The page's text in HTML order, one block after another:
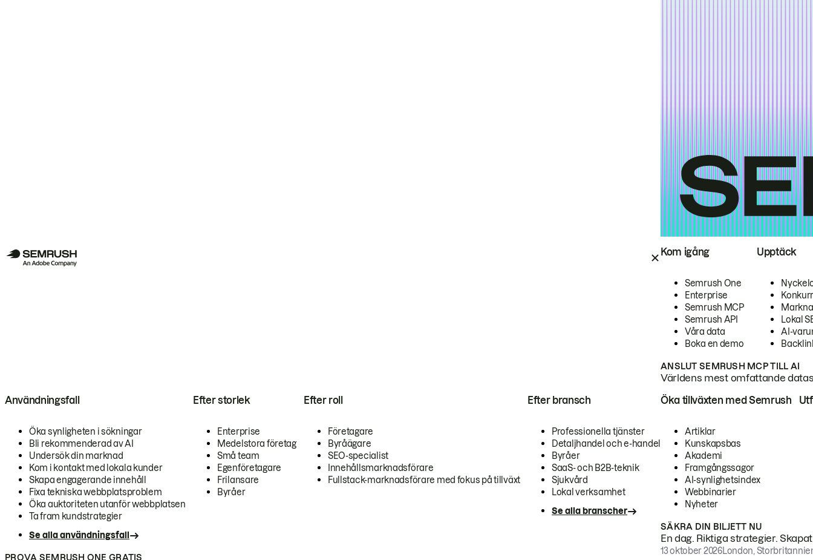
Kom igång
Semrush One
Enterprise
Semrush MCP
Semrush API
Våra data
Boka en demo
Upptäck
Lokal
AI-
ANSLUT SEMRUSH MCP TILL AI
Världens mest omfattande
Användningsfall
Öka synligheten i sökningar
Bli rekommenderad av AI
Undersök din marknad
Kom i kontakt med lokala kunder
Skapa engagerande innehåll
Fixa tekniska webbplatsproblem
Öka auktoriteten utanför webbplatsen
Ta fram kundstrategier
Se alla användningsfall
Efter storlek
Enterprise
Medelstora företag
Små team
Egenföretagare
Frilansare
Byråer
Efter roll
Företagare
Byråägare
SEO-specialist
Innehållsmarknadsförare
Fullstack-marknadsförare med fokus på tillväxt
Efter bransch
Professionella tjänster
Detaljhandel och e-handel
Byråer
SaaS- och B2B-teknik
Sjukvård
Lokal verksamhet
Se alla branscher
PROVA SEMRUSH ONE GRATIS
Öka tillväxten med Semrush
Artiklar
Kunskapsbas
Akademi
Framgångssagor
AI-synlighetsindex
Webbinarier
Nyheter
SÄKRA DIN BILJETT NU
En dag. Riktiga strategier.
13 oktober 2026London,